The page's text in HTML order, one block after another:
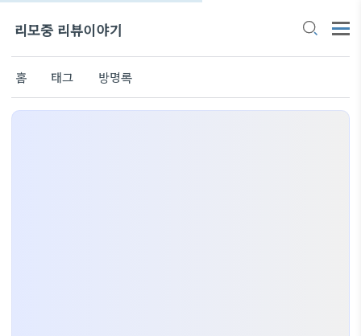
리모중 리뷰이야기
홈 태그 방명록